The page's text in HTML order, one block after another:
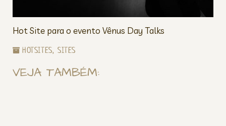
Hot Site para o evento Vênus Day Talks
HOTSITES,SITES
VEJA TAMBÉM: